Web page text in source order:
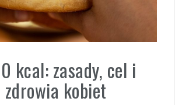
kcal: zasady, cel i
kobiet